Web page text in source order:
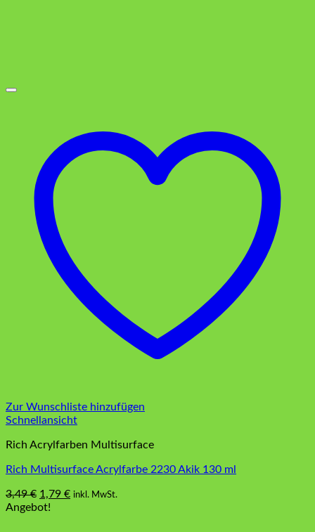
Zur Wunschliste hinzufügen
Schnellansicht
Rich Acrylfarben Multisurface
Rich Multisurface Acrylfarbe 2230 Akik 130 ml
3,49€ Ursprünglicher
Preis
1,79 €Aktueller
inkl. MwSt.
Angebot!